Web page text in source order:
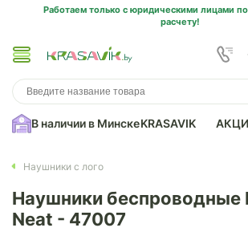
Работаем только с юридическими лицами
расчету!
В наличии в МинскеKRASAVIK
Наушники с лого
Наушники беспроводные
Neat - 47007